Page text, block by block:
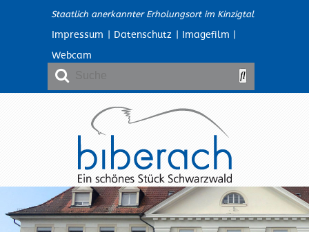
Staatlich anerkannter Erholungsort im Kinzigtal
Impressum | Datenschutz | Imagefilm |
Webcam